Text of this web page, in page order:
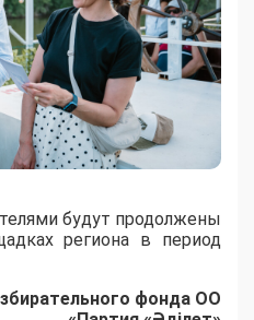
будут продолжены
региона в период
фонда ОО